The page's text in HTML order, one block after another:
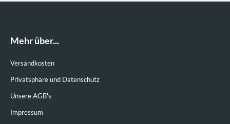
Mehr über...
Versandkosten
Privatsphäre und Datenschutz
Unsere AGB's
Impressum